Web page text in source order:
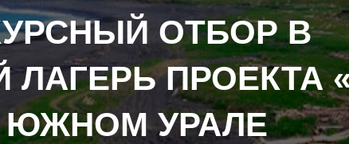
ОТБОР В
ПРОЕКТА
ЮЖНОМ УРАЛЕ